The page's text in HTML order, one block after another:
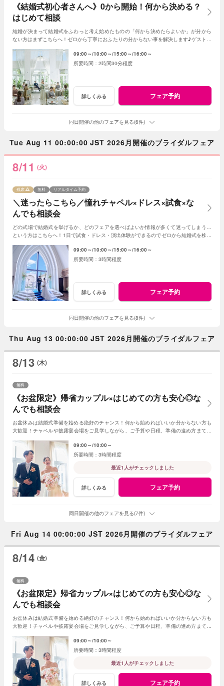
《結婚式初心者さんへ》0から開始！何から決める？
はじめて相談
結婚が決まって結婚式をふわっと考え始めたものの「何から決めたらよいか」が分から
ない方はまずこちらへ！ゼロから丁寧におふたりの分からない事を解決します♪ゲスト人
09:00～ 10:00～ 15:00～ 16:00～
2時間30分程度
詳しくみる フェア予約
同日開催の他のフェアを見る(6件)
Tue Aug 11 00:00:00 JST 2026月開催のブライダルフェア
8/11 (火)
＼迷ったらこちら／憧れチャペル×ドレス×試食×な
んでも相談会
残席 無料 リアルタイム予約
どの式場で結婚式を挙げるか、どのフェアを選べばよいか情報が多くて迷ってしまう…
という方はこちらへ！1日で試食・ドレス・演出体験ができるのでゼロから結婚式を検討
09:00～ 10:00～ 15:00～ 16:00～
3時間程度
詳しくみる フェア予約
同日開催の他のフェアを見る(8件)
Thu Aug 13 00:00:00 JST 2026月開催のブライダルフェア
8/13 (木)
《お盆限定》帰省カップル×はじめての方も安心◎な
んでも相談会
無料
お盆休みは結婚式準備を始める絶好のチャンス！何から始めればいいか分からない方も
大歓迎！チャペルや披露宴会場をご見学しながら、ご予算や日程、準備の進め方まで経
09:00～ 10:00～
3時間程度
最近1人がチェックしました
詳しくみる フェア予約
同日開催の他のフェアを見る(7件)
Fri Aug 14 00:00:00 JST 2026月開催のブライダルフェア
8/14 (金)
《お盆限定》帰省カップル×はじめての方も安心◎な
んでも相談会
無料
お盆休みは結婚式準備を始める絶好のチャンス！何から始めればいいか分からない方も
大歓迎！チャペルや披露宴会場をご見学しながら、ご予算や日程、準備の進め方まで経
09:00～ 10:00～
3時間程度
最近1人がチェックしました
詳しくみる フェア予約